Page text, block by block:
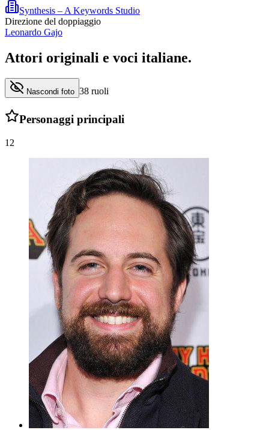
Synthesis – A Keywords Studio
Direzione del doppiaggio
Leonardo Gajo
Attori originali e voci italiane.
Nascondi foto 38 ruoli
Personaggi principali
12